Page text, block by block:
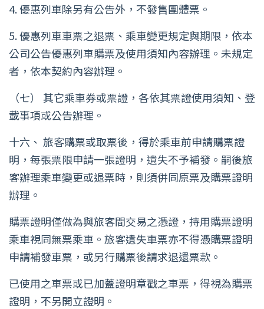
4. 優惠列車除另有公告外，不發售團體票。
5. 優惠列車車票之退票、乘車變更規定與期限，依本
公司公告優惠列車購票及使用須知內容辦理。未規定
者，依本契約內容辦理。
（七） 其它乘車券或票證，各依其票證使用須知、登
載事項或公告辦理。
十六、 旅客購票或取票後，得於乘車前申請購票證
明，每張票限申請一張證明，遺失不予補發。嗣後旅
客辦理乘車變更或退票時，則須併同原票及購票證明
辦理。
購票證明僅做為與旅客間交易之憑證，持用購票證明
乘車視同無票乘車。旅客遺失車票亦不得憑購票證明
申請補發車票，或另行購票後請求退還票款。
已使用之車票或已加蓋證明章戳之車票，得視為購票
證明，不另開立證明。